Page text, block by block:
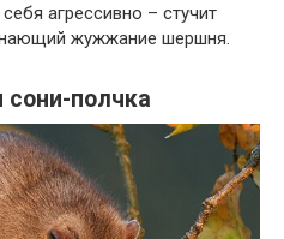
агрессивно – стучит
жужжание шершня.
сони-полчка